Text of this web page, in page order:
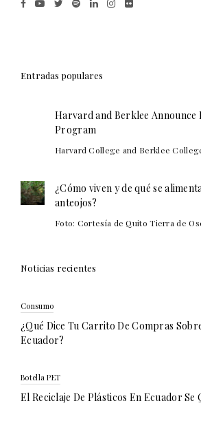
Entradas populares
Harvard and Berklee Announce
Program
Harvard College and Berklee
¿Cómo viven y de qué se
anteojos?
Foto: Cortesía de Quito Tierra de
Noticias recientes
Consumo
¿Qué Dice Tu Carrito De Compras
Ecuador?
Botella PET
El Reciclaje De Plásticos En Ecuador Se